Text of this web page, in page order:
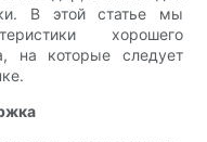
В этой статье мы
хорошего
на которые следует